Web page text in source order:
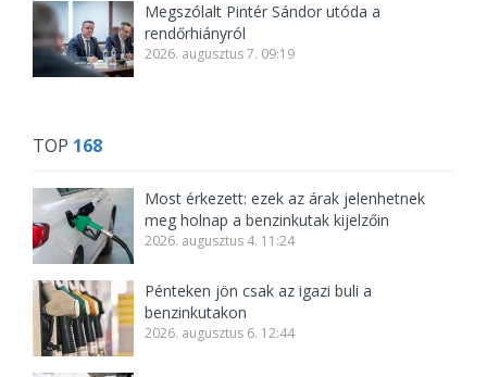
Megszólalt Pintér Sándor utóda a
rendőrhiányról
2026. augusztus 7. 09:19
TOP 168
Most érkezett: ezek az árak jelenhetnek
meg holnap a benzinkutak kijelzőin
2026. augusztus 4. 11:24
Pénteken jön csak az igazi buli a
benzinkutakon
2026. augusztus 6. 12:44